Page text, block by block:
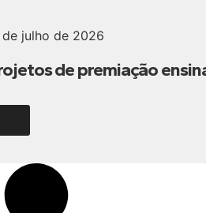
julho de 2026
de premiação